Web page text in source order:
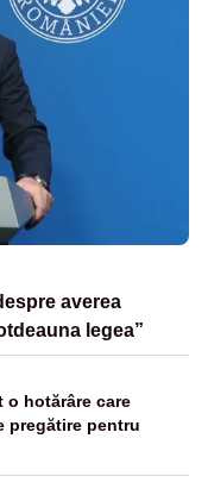
averea
legea”
o hotărâre care
pregătire pentru